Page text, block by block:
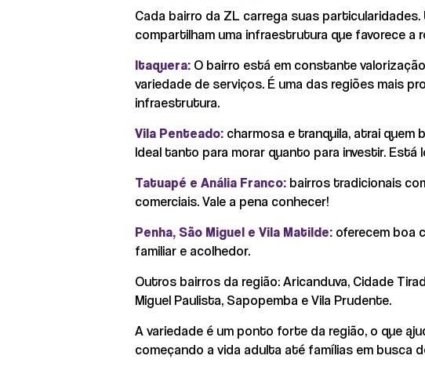
Cada bairro da ZL carrega suas
compartilham uma infraestrutura que favorece a
Itaquera: O bairro está em constante
variedade de serviços. É uma das regiões mais
infraestrutura.
Vila Penteado: charmosa e tranquila, atrai
Ideal tanto para morar quanto para investir.
Tatuapé e Anália Franco: bairros tradicionais
comerciais. Vale a pena conhecer!
Penha, São Miguel e Vila Matilde: oferecem boa
familiar e acolhedor.
Outros bairros da região: Aricanduva, Cidade
Miguel Paulista, Sapopemba e Vila Prudente.
A variedade é um ponto forte da região, o que
começando a vida adulta até famílias em busca